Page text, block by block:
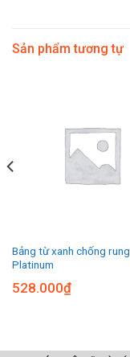
Sản phẩm tương tự
Bảng từ xanh chống rung
Platinum
528.000₫